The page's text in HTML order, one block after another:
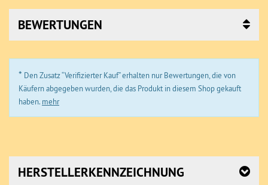
BEWERTUNGEN
* Den Zusatz “Verifizierter Kauf” erhalten nur Bewertungen, die von
Käufern abgegeben wurden, die das Produkt in diesem Shop gekauft
haben. mehr
HERSTELLERKENNZEICHNUNG